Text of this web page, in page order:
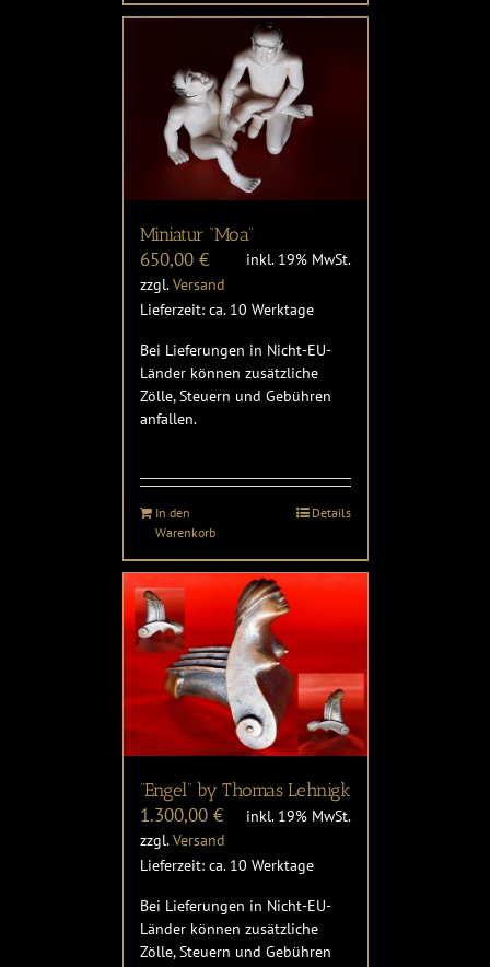
Miniatur “Moa”
650,00 €
inkl. 19% MwSt.
zzgl.Versand
Lieferzeit: ca. 10 Werktage
Bei Lieferungen in Nicht-EU-
Länder können zusätzliche
Zölle, Steuern und Gebühren
anfallen.
In den
Warenkorb
Details
“Engel” by Thomas Lehnigk
1.300,00 €
inkl. 19% MwSt.
zzgl.Versand
Lieferzeit: ca. 10 Werktage
Bei Lieferungen in Nicht-EU-
Länder können zusätzliche
Zölle, Steuern und Gebühren